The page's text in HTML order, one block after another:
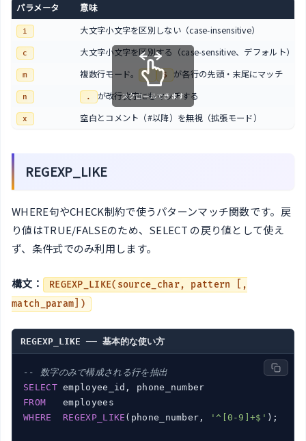
パラメータ 意味
i 大文字小文字を区別しない（case-insensitive）
c 大文字小文字を区別する（case-sensitive、デフォルト）
m 複数行モード。 ^ $ が各行の先頭・末尾にマッチ
n . が改行文字にもマッチする
x 空白とコメント（#以降）を無視（拡張モード）
スクロールできます
REGEXP_LIKE
WHERE句やCHECK制約で使うパターンマッチ関数です。戻
り値はTRUE/FALSEのため、SELECT の戻り値として使え
ず、条件式でのみ利用します。
構文：
REGEXP_LIKE(source_char, pattern [,
match_param])
REGEXP_LIKE ── 基本的な使い方
-- 数字のみで構成される行を抽出
SELECT
FROM
WHERE
REGEXP_LIKE (phone_number, '^[0-9]+$' );